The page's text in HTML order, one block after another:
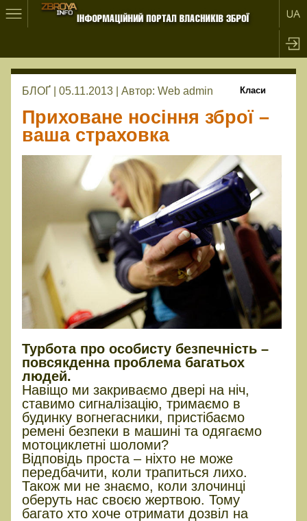
БЛОҐ | 05.11.2013 | Автор: Web admin
Приховане носіння зброї –
ваша страховка
Турбота про особисту безпечність –
повсякденна проблема багатьох
людей.
Навіщо ми закриваємо двері на ніч,
ставимо сигналізацію, тримаємо в
будинку вогнегасники, пристібаємо
ремені безпеки в машині та одягаємо
мотоциклетні шоломи?
Відповідь проста – ніхто не може
передбачити, коли трапиться лихо.
Також ми не знаємо, коли злочинці
оберуть нас своєю жертвою. Тому
багато хто хоче отримати дозвіл на
Класи